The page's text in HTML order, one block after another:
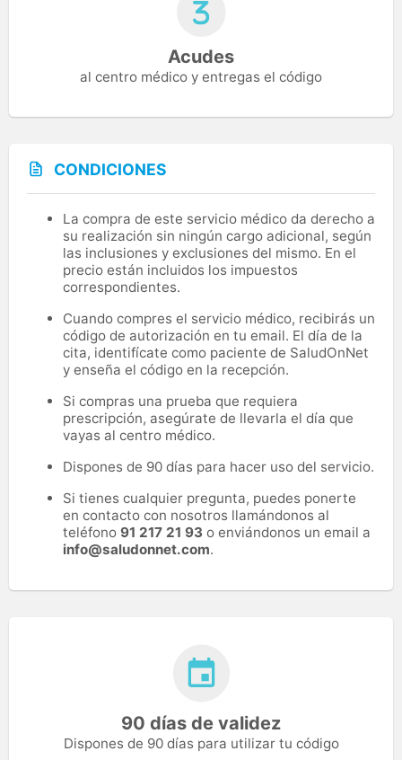
Acudes
al centro médico y entregas el código
CONDICIONES
La compra de este servicio médico da derecho a
su realización sin ningún cargo adicional, según
las inclusiones y exclusiones del mismo. En el
precio están incluidos los impuestos
correspondientes.
Cuando compres el servicio médico, recibirás un
código de autorización en tu email. El día de la
cita, identifícate como paciente de SaludOnNet
y enseña el código en la recepción.
Si compras una prueba que requiera
prescripción, asegúrate de llevarla el día que
vayas al centro médico.
Dispones de 90 días para hacer uso del servicio.
Si tienes cualquier pregunta, puedes ponerte
en contacto con nosotros llamándonos al
teléfono 91 217 21 93 o enviándonos un email a
info@saludonnet.com.
90 días de validez
Dispones de 90 días para utilizar tu código